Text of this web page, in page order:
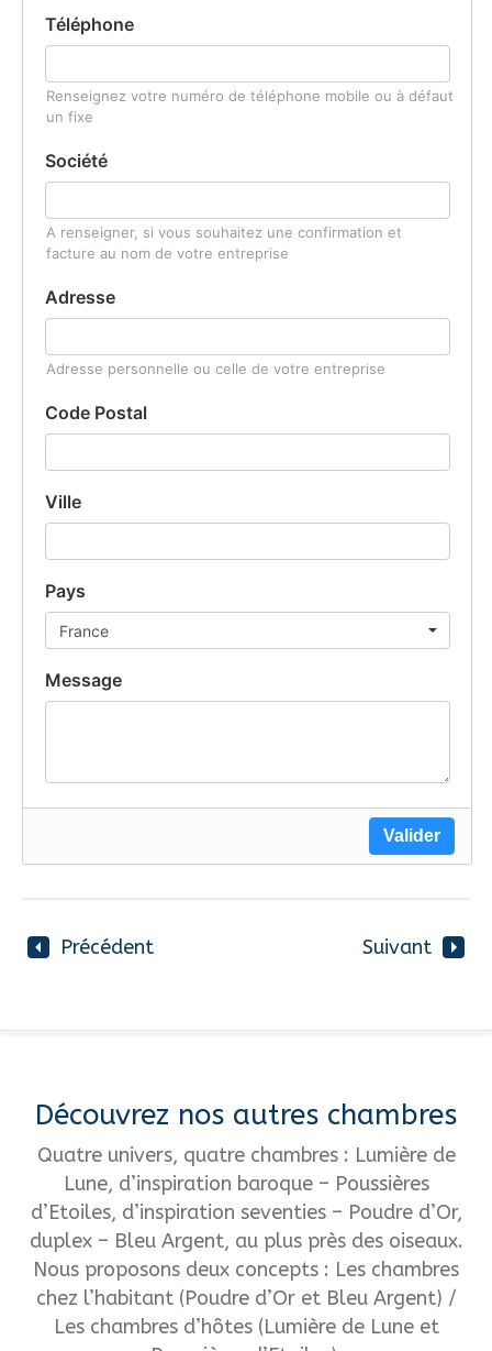
Téléphone
Renseignez votre numéro de téléphone mobile ou à défaut
un fixe
Société
A renseigner, si vous souhaitez une confirmation et
facture au nom de votre entreprise
Adresse
Adresse personnelle ou celle de votre entreprise
Code Postal
Ville
Pays
Message
Précédent Suivant
Découvrez nos autres chambres
Quatre univers, quatre chambres : Lumière de
Lune, d’inspiration baroque – Poussières
d’Etoiles, d’inspiration seventies – Poudre d’Or,
duplex – Bleu Argent, au plus près des oiseaux.
Nous proposons deux concepts : Les chambres
chez l’habitant (Poudre d’Or et Bleu Argent) /
Les chambres d’hôtes (Lumière de Lune et